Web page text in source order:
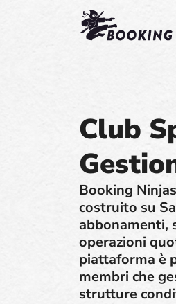
Club
Booking
costruito su
abbonamenti,
operazioni
piattaforma è
membri che
strutture